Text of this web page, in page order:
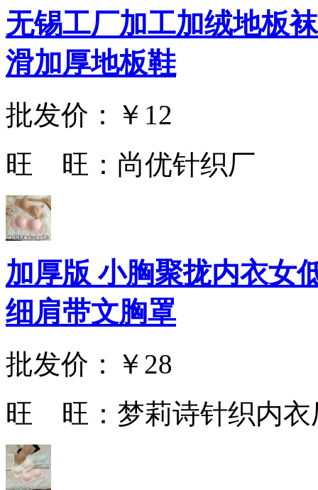
无锡工厂加工加绒地板
滑加厚地板鞋
批发价：
￥12
旺 旺： 尚优针织厂
加厚版 小胸聚拢内衣女
细肩带文胸罩
批发价：
￥28
旺 旺： 梦莉诗针织内衣